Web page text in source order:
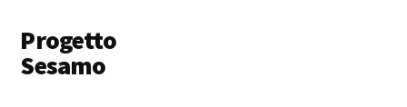
main
content
primary
sidebar
menu
Progetto
Sesamo